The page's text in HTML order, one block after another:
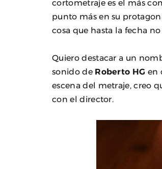
cortometraje es el más
punto más en su
cosa que hasta la fecha
Quiero destacar a un
sonido de Roberto HG en
escena del metraje, creo
con el director.